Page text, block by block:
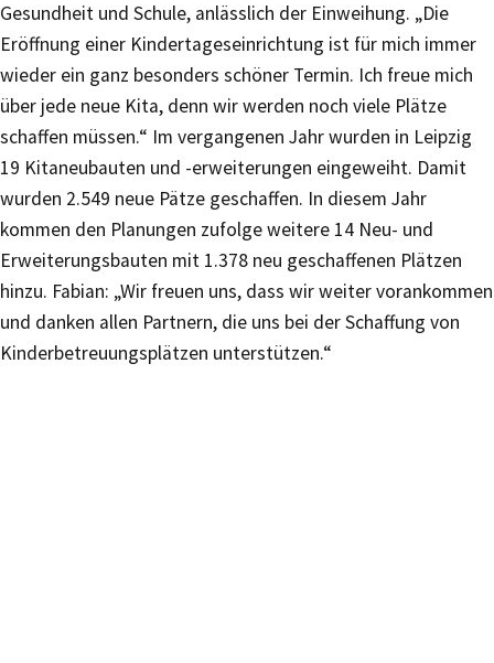
Gesundheit und Schule, anlässlich der Einweihung. „Die
Eröffnung einer Kindertageseinrichtung ist für mich immer
wieder ein ganz besonders schöner Termin. Ich freue mich
über jede neue Kita, denn wir werden noch viele Plätze
schaffen müssen.“ Im vergangenen Jahr wurden in Leipzig
19 Kitaneubauten und -erweiterungen eingeweiht. Damit
wurden 2.549 neue Pätze geschaffen. In diesem Jahr
kommen den Planungen zufolge weitere 14 Neu- und
Erweiterungsbauten mit 1.378 neu geschaffenen Plätzen
hinzu. Fabian: „Wir freuen uns, dass wir weiter vorankommen
und danken allen Partnern, die uns bei der Schaf­fung von
Kinderbetreuungsplätzen unterstützen.“